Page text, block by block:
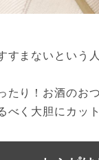
すまないという
たり！お酒のお
べく大胆にカッ